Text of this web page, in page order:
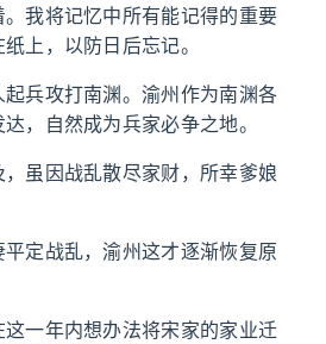
我将记忆中所有能记得的重要
上，以防日后忘记。
兵攻打南渊。渝州作为南渊各
，自然成为兵家必争之地。
虽因战乱散尽家财，所幸爹娘
定战乱，渝州这才逐渐恢复原
一年内想办法将宋家的家业迁